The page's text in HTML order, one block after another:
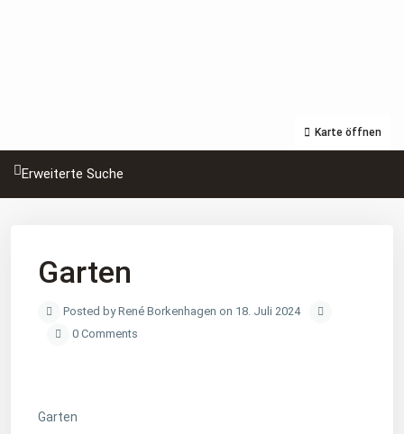
Karte öffnen
Erweiterte Suche
Garten
Posted by René Borkenhagen on 18. Juli 2024
0 Comments
Garten